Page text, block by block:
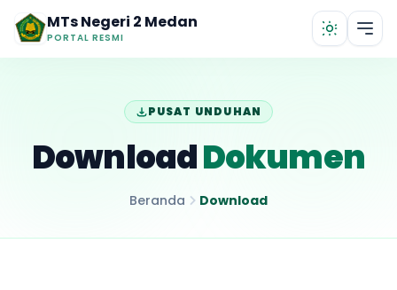
Lewati ke konten utama
MTs Negeri 2 Medan
PORTAL RESMI
PUSAT UNDUHAN
DownloadDokumen
Beranda Download